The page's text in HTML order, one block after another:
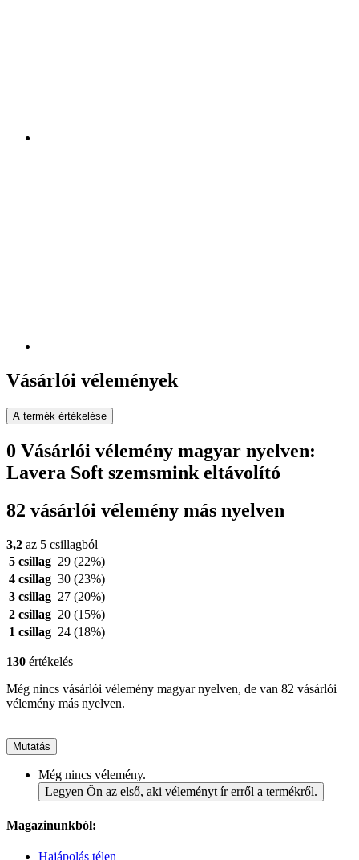
Vásárlói vélemények
A termék értékelése
0 Vásárlói vélemény magyar nyelven:
Lavera Soft szemsmink eltávolító
82 vásárlói vélemény más nyelven
3,2 az 5 csillagból
5 csillag 29 (22%)
4 csillag 30 (23%)
3 csillag 27 (20%)
2 csillag 20 (15%)
1 csillag 24 (18%)
130 értékelés
Még nincs vásárlói vélemény magyar nyelven, de van 82 vásárlói
vélemény más nyelven.
Mutatás
Még nincs vélemény.
Legyen Ön az első, aki véleményt ír erről a termékről.
Magazinunkból:
Hajápolás télen